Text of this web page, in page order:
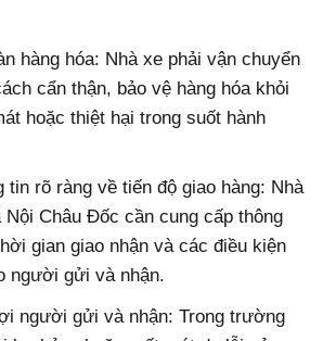
hàng hóa: Nhà xe phải vận chuyển
cẩn thận, bảo vệ hàng hóa khỏi
hoặc thiệt hại trong suốt hành
tin rõ ràng về tiến độ giao hàng: Nhà
Nội Châu Đốc cần cung cấp thông
gian giao nhận và các điều kiện
người gửi và nhận.
người gửi và nhận:Trong trường